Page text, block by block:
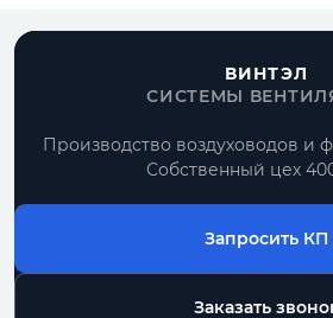
ВИНТЭЛ
СИСТЕМЫ
Производство воздуховодов и
Собственный цех
Запросить КП
Заказать